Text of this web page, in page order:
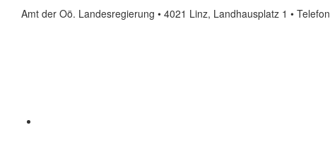
Amt der Oö. Landesregierung • 4021 Linz, Landhausplatz 1 • Telefon